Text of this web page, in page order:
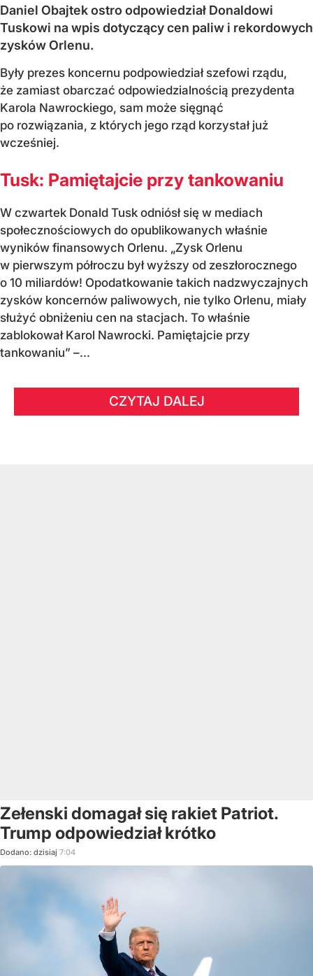
Daniel Obajtek ostro odpowiedział Donaldowi
Tuskowi na wpis dotyczący cen paliw i rekordowych
zysków Orlenu.
Były prezes koncernu podpowiedział szefowi rządu,
że zamiast obarczać odpowiedzialnością prezydenta
Karola Nawrockiego, sam może sięgnąć
po rozwiązania, z których jego rząd korzystał już
wcześniej.
Tusk: Pamiętajcie przy tankowaniu
W czwartek Donald Tusk odniósł się w mediach
społecznościowych do opublikowanych właśnie
wyników finansowych Orlenu. „Zysk Orlenu
w pierwszym półroczu był wyższy od zeszłorocznego
o 10 miliardów! Opodatkowanie takich nadzwyczajnych
zysków koncernów paliwowych, nie tylko Orlenu, miały
służyć obniżeniu cen na stacjach. To właśnie
zablokował Karol Nawrocki. Pamiętajcie przy
tankowaniu” –...
CZYTAJ DALEJ
Zełenski domagał się rakiet Patriot.
Trump odpowiedział krótko
Dodano: dzisiaj 7:04